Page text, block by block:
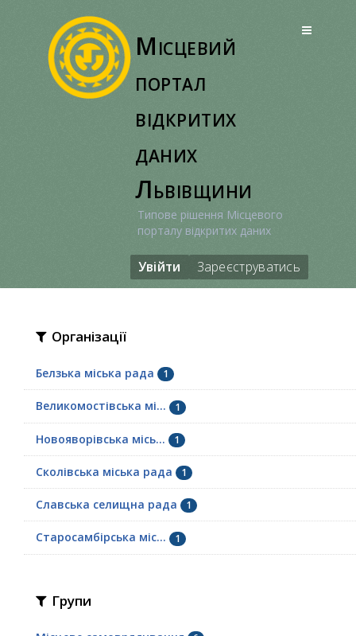
Місцевий
портал
відкритих
даних
Львівщини
Типове рішення Місцевого
порталу відкритих даних
Увійти Зареєструватись
Організації
Белзька міська рада 1
Великомостівська мі... 1
Новояворівська місь... 1
Сколівська міська рада 1
Славська селищна рада 1
Старосамбірська міс... 1
Групи